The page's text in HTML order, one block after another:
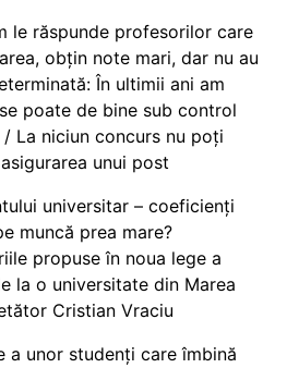
le răspunde profesorilor care
obțin note mari, dar nu au
În ultimii ani am
poate de bine sub control
La niciun concurs nu poți
unui post
universitar – coeficienți
muncă prea mare?
propuse în noua lege a
la o universitate din Marea
Cristian Vraciu
a unor studenți care îmbină